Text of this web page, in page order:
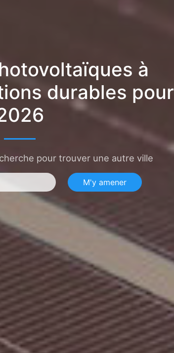
à
durables pour
pour trouver une autre ville
M'y amener